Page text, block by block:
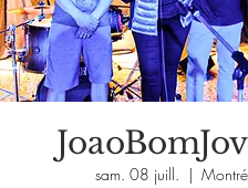
sam. 08 juill.
  |